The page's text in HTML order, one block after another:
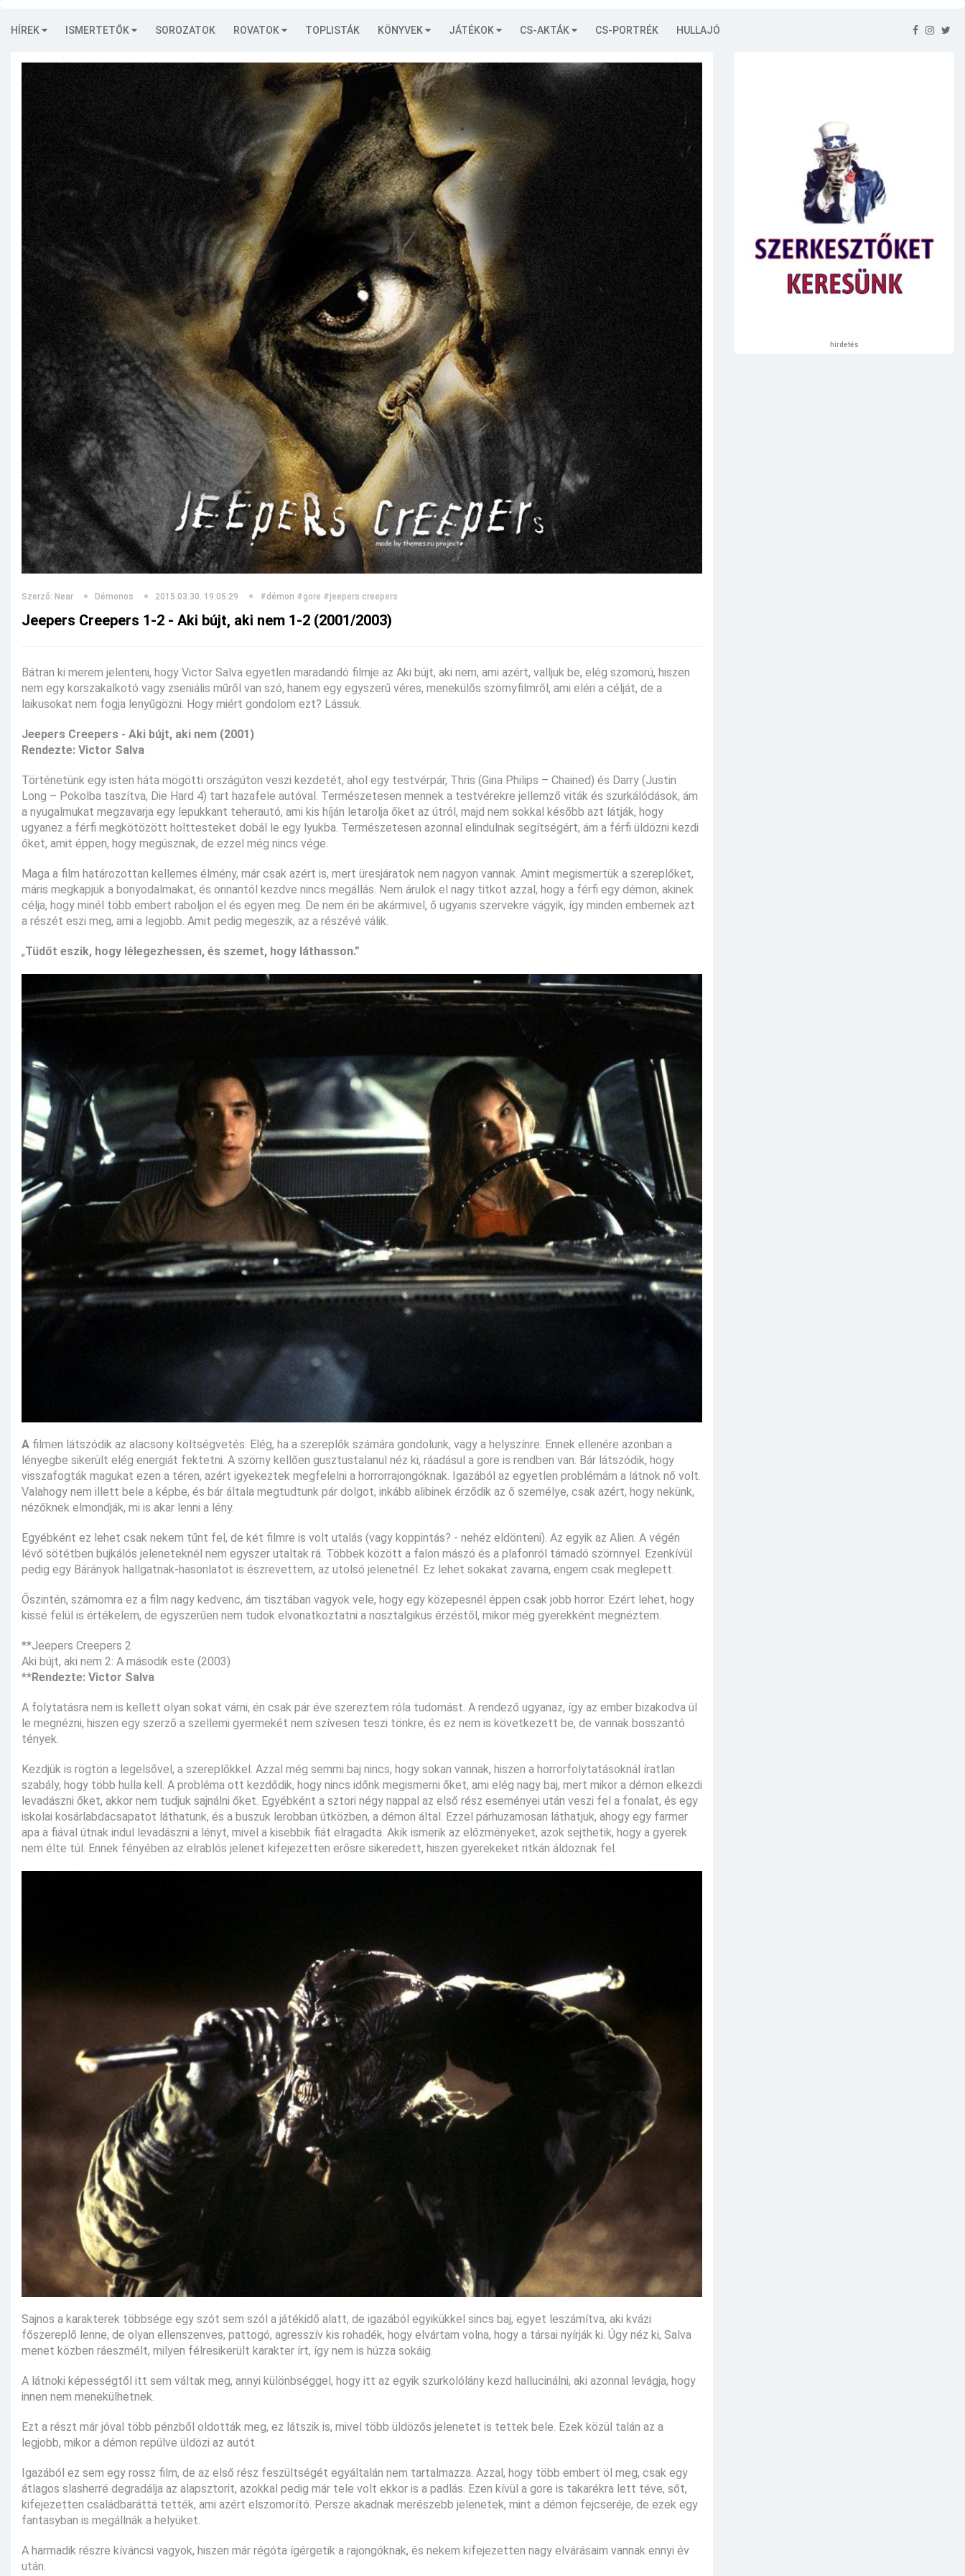
HÍREK ISMERTETŐK SOROZATOK ROVATOK TOPLISTÁK KÖNYVEK JÁTÉKOK CS-AKTÁK CS-PORTRÉK HULLAJÓ
Szerző: Near Démonos 2015.03.30. 19:05:29 #démon #gore #jeepers creepers
Jeepers Creepers 1-2 - Aki bújt, aki nem 1-2 (2001/2003)
Bátran ki merem jelenteni, hogy Victor Salva egyetlen maradandó filmje az Aki bújt, aki nem, ami azért, valljuk be, elég szomorú, hiszen
nem egy korszakalkotó vagy zseniális műről van szó, hanem egy egyszerű véres, menekülős szörnyfilmről, ami eléri a célját, de a
laikusokat nem fogja lenyűgözni. Hogy miért gondolom ezt? Lássuk.
Jeepers Creepers - Aki bújt, aki nem (2001)
Rendezte: Victor Salva
Történetünk egy isten háta mögötti országúton veszi kezdetét, ahol egy testvérpár, Thris (Gina Philips – Chained) és Darry (Justin
Long – Pokolba taszítva, Die Hard 4) tart hazafele autóval. Természetesen mennek a testvérekre jellemző viták és szurkálódások, ám
a nyugalmukat megzavarja egy lepukkant teherautó, ami kis híján letarolja őket az útról, majd nem sokkal később azt látják, hogy
ugyanez a férfi megkötözött holttesteket dobál le egy lyukba. Természetesen azonnal elindulnak segítségért, ám a férfi üldözni kezdi
őket, amit éppen, hogy megúsznak, de ezzel még nincs vége.
Maga a film határozottan kellemes élmény, már csak azért is, mert üresjáratok nem nagyon vannak. Amint megismertük a szereplőket,
máris megkapjuk a bonyodalmakat, és onnantól kezdve nincs megállás. Nem árulok el nagy titkot azzal, hogy a férfi egy démon, akinek
célja, hogy minél több embert raboljon el és egyen meg. De nem éri be akármivel, ő ugyanis szervekre vágyik, így minden embernek azt
a részét eszi meg, ami a legjobb. Amit pedig megeszik, az a részévé válik.
„Tüdőt eszik, hogy lélegezhessen, és szemet, hogy láthasson.”
A filmen látszódik az alacsony költségvetés. Elég, ha a szereplők számára gondolunk, vagy a helyszínre. Ennek ellenére azonban a
lényegbe sikerült elég energiát fektetni. A szörny kellően gusztustalanul néz ki, ráadásul a gore is rendben van. Bár látszódik, hogy
visszafogták magukat ezen a téren, azért igyekeztek megfelelni a horrorrajongóknak. Igazából az egyetlen problémám a látnok nő volt.
Valahogy nem illett bele a képbe, és bár általa megtudtunk pár dolgot, inkább alibinek érződik az ő személye, csak azért, hogy nekünk,
nézőknek elmondják, mi is akar lenni a lény.
Egyébként ez lehet csak nekem tűnt fel, de két filmre is volt utalás (vagy koppintás? - nehéz eldönteni). Az egyik az Alien. A végén
lévő sötétben bujkálós jeleneteknél nem egyszer utaltak rá. Többek között a falon mászó és a plafonról támadó szörnnyel. Ezenkívül
pedig egy Bárányok hallgatnak-hasonlatot is észrevettem, az utolsó jelenetnél. Ez lehet sokakat zavarna, engem csak meglepett.
Őszintén, számomra ez a film nagy kedvenc, ám tisztában vagyok vele, hogy egy közepesnél éppen csak jobb horror. Ezért lehet, hogy
kissé felül is értékelem, de egyszerűen nem tudok elvonatkoztatni a nosztalgikus érzéstől, mikor még gyerekként megnéztem.
**Jeepers Creepers 2
Aki bújt, aki nem 2: A második este (2003)
**Rendezte: Victor Salva
A folytatásra nem is kellett olyan sokat várni, én csak pár éve szereztem róla tudomást. A rendező ugyanaz, így az ember bizakodva ül
le megnézni, hiszen egy szerző a szellemi gyermekét nem szívesen teszi tönkre, és ez nem is következett be, de vannak bosszantó
tények.
Kezdjük is rögtön a legelsővel, a szereplőkkel. Azzal még semmi baj nincs, hogy sokan vannak, hiszen a horrorfolytatásoknál íratlan
szabály, hogy több hulla kell. A probléma ott kezdődik, hogy nincs időnk megismerni őket, ami elég nagy baj, mert mikor a démon elkezdi
levadászni őket, akkor nem tudjuk sajnálni őket. Egyébként a sztori négy nappal az első rész eseményei után veszi fel a fonalat, és egy
iskolai kosárlabdacsapatot láthatunk, és a buszuk lerobban útközben, a démon által. Ezzel párhuzamosan láthatjuk, ahogy egy farmer
apa a fiával útnak indul levadászni a lényt, mivel a kisebbik fiát elragadta. Akik ismerik az előzményeket, azok sejthetik, hogy a gyerek
nem élte túl. Ennek fényében az elrablós jelenet kifejezetten erősre sikeredett, hiszen gyerekeket ritkán áldoznak fel.
Sajnos a karakterek többsége egy szót sem szól a játékidő alatt, de igazából egyikükkel sincs baj, egyet leszámítva, aki kvázi
főszereplő lenne, de olyan ellenszenves, pattogó, agresszív kis rohadék, hogy elvártam volna, hogy a társai nyírják ki. Úgy néz ki, Salva
menet közben ráeszmélt, milyen félresikerült karakter írt, így nem is húzza sokáig.
A látnoki képességtől itt sem váltak meg, annyi különbséggel, hogy itt az egyik szurkolólány kezd hallucinálni, aki azonnal levágja, hogy
innen nem menekülhetnek.
Ezt a részt már jóval több pénzből oldották meg, ez látszik is, mivel több üldözős jelenetet is tettek bele. Ezek közül talán az a
legjobb, mikor a démon repülve üldözi az autót.
Igazából ez sem egy rossz film, de az első rész feszültségét egyáltalán nem tartalmazza. Azzal, hogy több embert öl meg, csak egy
átlagos slasherré degradálja az alapsztorit, azokkal pedig már tele volt ekkor is a padlás. Ezen kívül a gore is takarékra lett téve, sőt,
kifejezetten családbaráttá tették, ami azért elszomorító. Persze akadnak merészebb jelenetek, mint a démon fejcseréje, de ezek egy
fantasyban is megállnák a helyüket.
A harmadik részre kíváncsi vagyok, hiszen már régóta ígérgetik a rajongóknak, és nekem kifejezetten nagy elvárásaim vannak ennyi év
után.
hirdetés